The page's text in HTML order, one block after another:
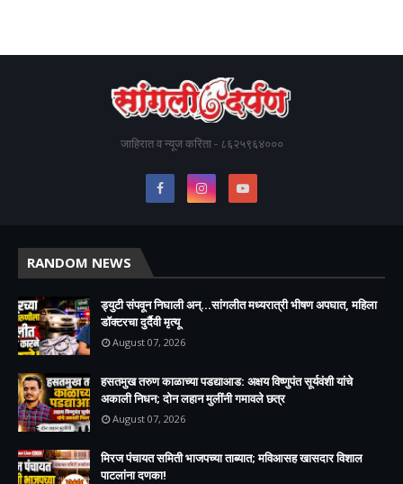
जाहिरात व न्यूज करिता - ८६२५९६४०००
RANDOM NEWS
ड्युटी संपवून निघाली अन्...सांगलीत मध्यरात्री भीषण अपघात, महिला
डॉक्टरचा दुर्दैवी मृत्यू
August 07, 2026
हसतमुख तरुण काळाच्या पडद्याआड: अक्षय विष्णुपंत सूर्यवंशी यांचे
अकाली निधन; दोन लहान मुलींनी गमावले छत्र
August 07, 2026
मिरज पंचायत समिती भाजपच्या ताब्यात; मविआसह खासदार विशाल
पाटलांना दणका!